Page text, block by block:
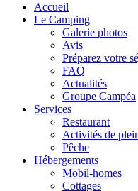
Accueil
Le Camping
Galerie photos
Avis
Préparez votre
FAQ
Actualités
Groupe Campéa
Services
Restaurant
Activités de
Pêche
Hébergements
Mobil-homes
Cottages